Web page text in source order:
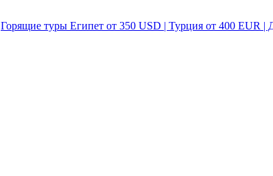
Горящие туры Египет от 350 USD | Турция от 400 EUR